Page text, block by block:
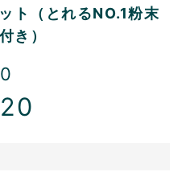
ト（とれるNO.1粉末
き）